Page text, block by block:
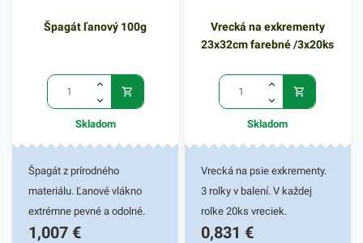
kanceláriách, obchodoch,
Farba: čierna Hrúbka: 28
mikrónov.
kanceláriách, obchodoch,
prevádzkach a pod. Balené v
Farba: čierna Hrúbka: 28
mikrónov.
Špagát ľanový 100g
Skladom
Špagát z prírodného
materiálu. Ľanové vlákno
extrémne pevné a odolné.
Svoje využitie si nájde pri
1,007 €
Vrecká na exkrementy
23x32cm farebné /3x20ks
Skladom
Vrecká na psie exkrementy.
3 rolky v balení. V každej
rolke 20ks vreciek.
0,831 €